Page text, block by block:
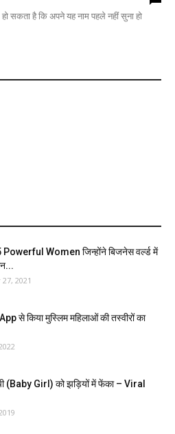
सकता है कि अपने यह नाम पहले नहीं सुना हो
Powerful Women जिन्होंने बिजनेस वर्ल्ड में
2021
से किया मुस्लिम महिलाओं की तस्वीरों का
(Baby Girl) को झड़ियों में फेंका – Viral